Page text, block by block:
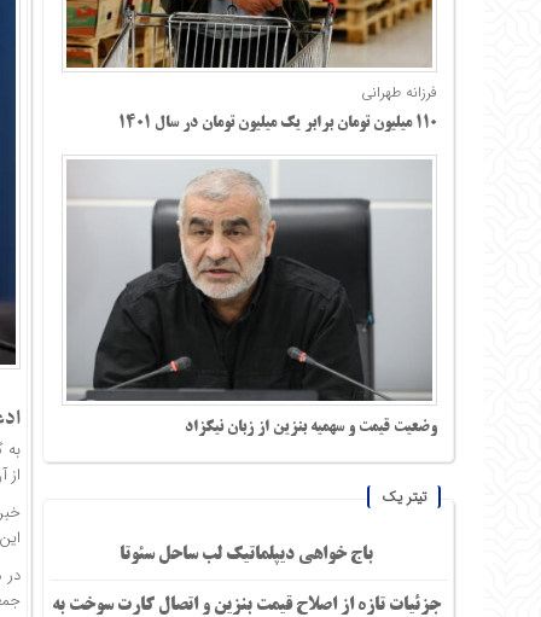
فرزانه طهرانی
۱۱۰ میلیون تومان برابر یک میلیون تومان در سال ۱۴۰۱
وضعیت قیمت و سهمیه بنزین از زبان نیکزاد
تیتر یک
باج خواهی دیپلماتیک لب ساحل سئوتا
جزئیات تازه از اصلاح قیمت بنزین و اتصال کارت سوخت به
به
در